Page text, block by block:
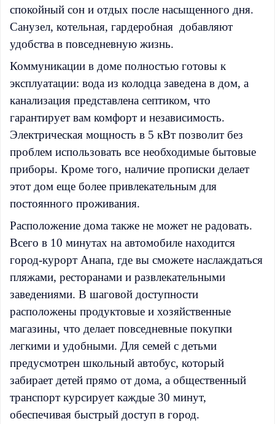
спокойный сон и отдых после насыщенного дня.
Санузел, котельная, гардеробная добавляют
удобства в повседневную жизнь.
Коммуникации в доме полностью готовы к
эксплуатации: вода из колодца заведена в дом, а
канализация представлена септиком, что
гарантирует вам комфорт и независимость.
Электрическая мощность в 5 кВт позволит без
проблем использовать все необходимые бытовые
приборы. Кроме того, наличие прописки делает
этот дом еще более привлекательным для
постоянного проживания.
Расположение дома также не может не радовать.
Всего в 10 минутах на автомобиле находится
город-курорт Анапа, где вы сможете наслаждаться
пляжами, ресторанами и развлекательными
заведениями. В шаговой доступности
расположены продуктовые и хозяйственные
магазины, что делает повседневные покупки
легкими и удобными. Для семей с детьми
предусмотрен школьный автобус, который
забирает детей прямо от дома, а общественный
транспорт курсирует каждые 30 минут,
обеспечивая быстрый доступ в город.